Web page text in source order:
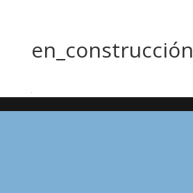
en_construcción